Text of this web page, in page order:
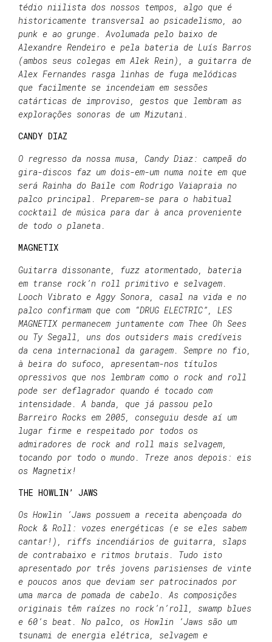
tédio niilista dos nossos tempos, algo que é
historicamente transversal ao psicadelismo, ao
punk e ao grunge. Avolumada pelo baixo de
Alexandre Rendeiro e pela bateria de Luís Barros
(ambos seus colegas em Alek Rein), a guitarra de
Alex Fernandes rasga linhas de fuga melódicas
que facilmente se incendeiam em sessões
catárticas de improviso, gestos que lembram as
explorações sonoras de um Mizutani.
CANDY DIAZ
O regresso da nossa musa, Candy Diaz: campeã do
gira-discos faz um dois-em-um numa noite em que
será Rainha do Baile com Rodrigo Vaiapraia no
palco principal. Preparem-se para o habitual
cocktail de música para dar à anca proveniente
de todo o planeta.
MAGNETIX
Guitarra dissonante, fuzz atormentado, bateria
em transe rock’n roll primitivo e selvagem.
Looch Vibrato e Aggy Sonora, casal na vida e no
palco confirmam que com “DRUG ELECTRIC”, LES
MAGNETIX permanecem juntamente com Thee Oh Sees
ou Ty Segall, uns dos outsiders mais credíveis
da cena internacional da garagem. Sempre no fio,
à beira do sufoco, apresentam-nos títulos
opressivos que nos lembram como o rock and roll
pode ser deflagrador quando é tocado com
intensidade. A banda, que já passou pelo
Barreiro Rocks em 2005, conseguiu desde aí um
lugar firme e respeitado por todos os
admiradores de rock and roll mais selvagem,
tocando por todo o mundo. Treze anos depois: eis
os Magnetix!
THE HOWLIN’ JAWS
Os Howlin ’Jaws possuem a receita abençoada do
Rock & Roll: vozes energéticas (e se eles sabem
cantar!), riffs incendiários de guitarra, slaps
de contrabaixo e ritmos brutais. Tudo isto
apresentado por três jovens parisienses de vinte
e poucos anos que deviam ser patrocinados por
uma marca de pomada de cabelo. As composições
originais têm raízes no rock’n’roll, swamp blues
e 60’s beat. No palco, os Howlin ’Jaws são um
tsunami de energia elétrica, selvagem e